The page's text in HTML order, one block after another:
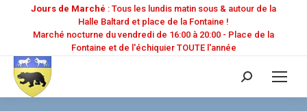
Jours de Marché : Tous les lundis matin sous & autour de la
Halle Baltard et place de la Fontaine !
Marché nocturne du vendredi de 16:00 à 20:00 - Place de la
Fontaine et de l'échiquier TOUTE l'année
Recherche
: